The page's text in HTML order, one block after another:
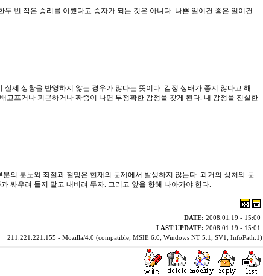
두 번 작은 승리를 이뤘다고 승자가 되는 것은 아니다. 나쁜 일이건 좋은 일이건
제 상황을 반영하지 않는 경우가 많다는 뜻이다. 감정 상태가 좋지 않다고 해
고프거나 피곤하거나 짜증이 나면 부정확한 감정을 갖게 된다. 내 감정을 진실한
의 분노와 좌절과 절망은 현재의 문제에서 발생하지 않는다. 과거의 상처와 문
싸우려 들지 말고 내버려 두자. 그리고 앞을 향해 나아가야 한다.
DATE: 2008.01.19 - 15:00
LAST UPDATE: 2008.01.19 - 15:01
211.221.221.155 - Mozilla/4.0 (compatible; MSIE 6.0; Windows NT 5.1; SV1; InfoPath.1)